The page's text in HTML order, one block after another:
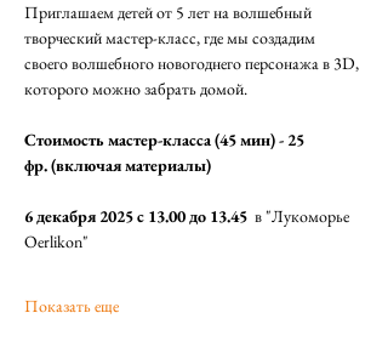
Приглашаем детей от 5 лет на волшебный
творческий мастер-класс, где мы создадим
своего волшебного новогоднего персонажа в 3D,
которого можно забрать домой.
Стоимость мастер-класса (45 мин) - 25
фр. (включая материалы)
6 декабря 2025 с 13.00 до 13.45 в "Лукоморье
Oerlikon"
Показать еще